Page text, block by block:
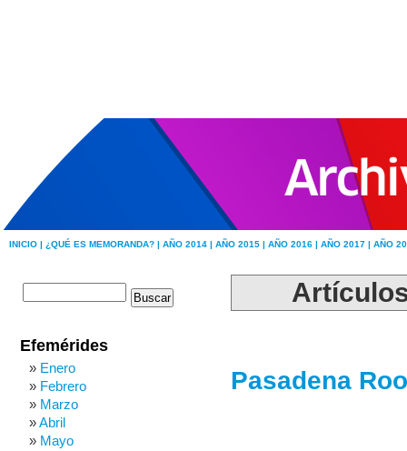
INICIO | ¿QUÉ ES MEMORANDA? | AÑO 2014 | AÑO 2015 | AÑO 2016 | AÑO 2017 | AÑO
Pasadena
Efemérides
Enero
Febrero
Marzo
Abril
Mayo